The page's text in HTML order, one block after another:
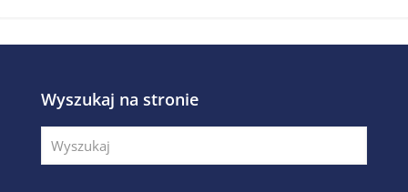
Wyszukaj na stronie